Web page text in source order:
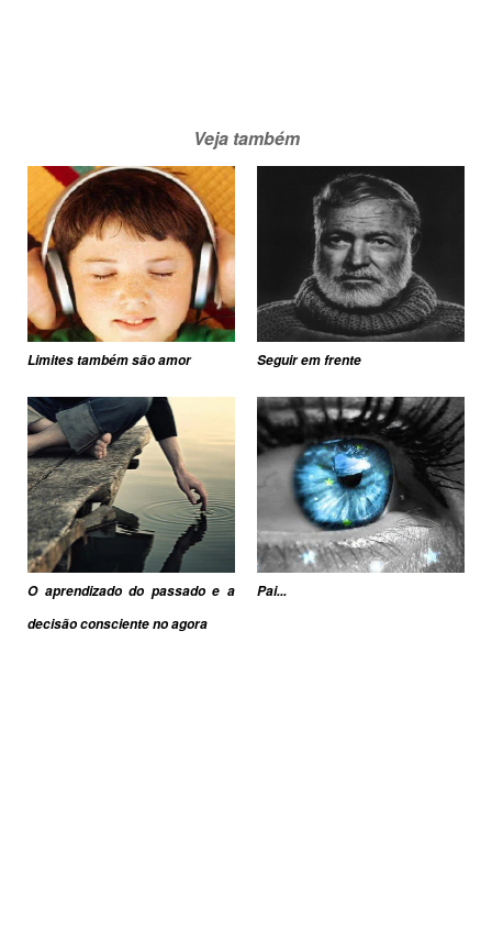
Veja também
Limites também são amor Seguir em frente
O aprendizado do passado e a
decisão consciente no agora
Pai...